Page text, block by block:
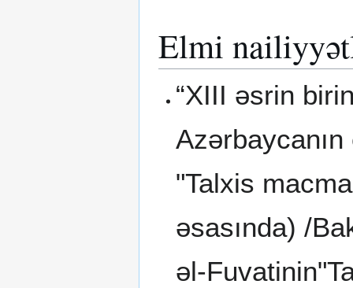
Elmi
“XIII əsrin
"Talxis
əsasında) /
əl-